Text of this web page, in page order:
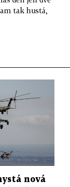
tak hustá,
nová